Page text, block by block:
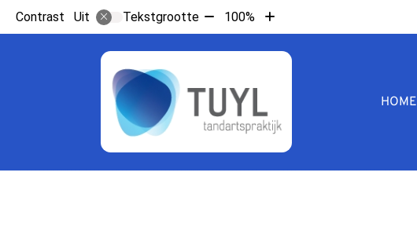
Contrast Uit Tekstgrootte Tekst
verkleinen
met
100%
Tekst
vergroten
met
HOME